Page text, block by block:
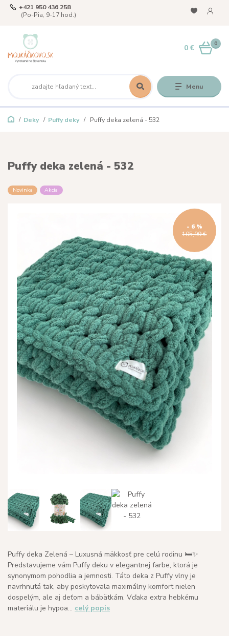
Menu
+421 950 436 258
(Po-Pia, 9-17 hod.)
0
0 €
Deky Puffy deky Puffy deka zelená - 532
Puffy deka zelená - 532
Novinka Akcia
105,99 €
- 6 %
Puffy deka Zelená – Luxusná mäkkosť pre celú rodinu 🛏️✨
Predstavujeme vám Puffy deku v elegantnej farbe, ktorá je
synonymom pohodlia a jemnosti. Táto deka z Puffy vlny je
navrhnutá tak, aby poskytovala maximálny komfort nielen
dospelým, ale aj deťom a bábätkám. Vďaka extra hebkému
materiálu je hypoa... celý popis